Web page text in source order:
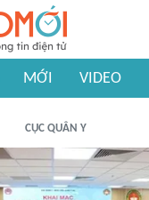
MỚI VIDEO
CỤC QUÂN Y